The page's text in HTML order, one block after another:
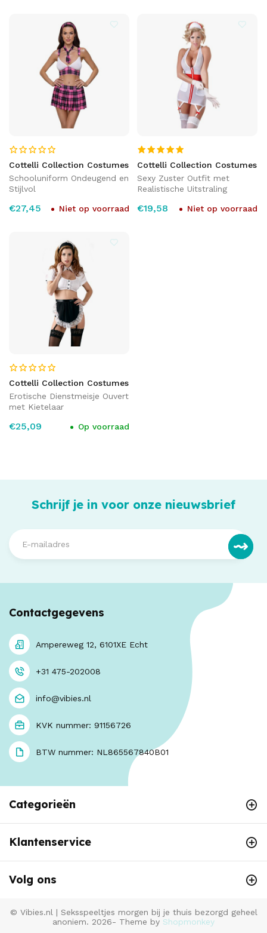
Cottelli Collection Costumes
Schooluniform Ondeugend en
Stijlvol
€27,45 Niet op voorraad
Cottelli Collection Costumes
Sexy Zuster Outfit met
Realistische Uitstraling
€19,58 Niet op voorraad
Cottelli Collection Costumes
Erotische Dienstmeisje Ouvert
met Kietelaar
€25,09 Op voorraad
Schrijf je in voor onze nieuwsbrief
Contactgegevens
Ampereweg 12, 6101XE Echt
+31 475-202008
info@vibies.nl
KVK nummer: 91156726
BTW nummer: NL865567840B01
Categorieën
Klantenservice
Volg ons
© Vibies.nl | Seksspeeltjes morgen bij je thuis bezorgd geheel
anoniem. 2026- Theme by Shopmonkey